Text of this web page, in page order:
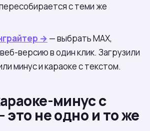
с теми же
→ — выбрать МАХ,
версию в один клик. Загрузили
минус и караоке с текстом.
минус с
это не одно и то же